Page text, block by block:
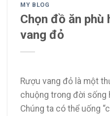
MY BLOG
Chọn đồ ăn phù
vang đỏ
Rượu vang đỏ là một
chuộng trong đời sống
Chúng ta có thể uống